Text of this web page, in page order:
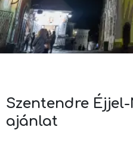
Szentendre
ajánlat